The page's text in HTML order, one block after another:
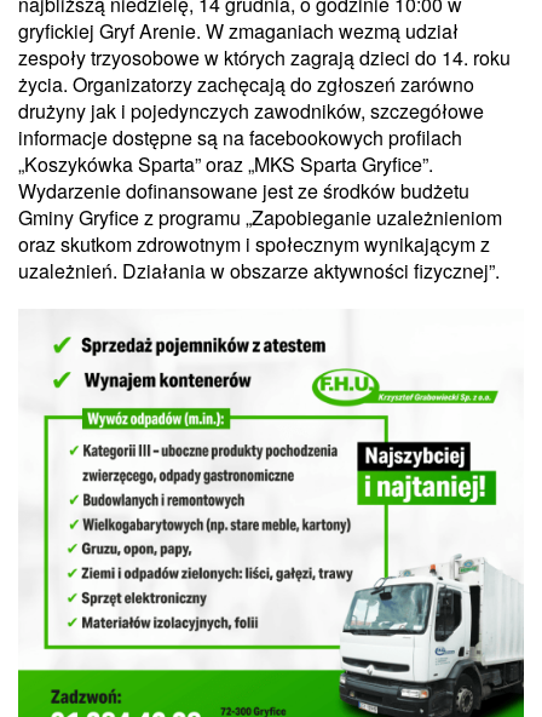
gryfickiej Gryf Arenie. W zmaganiach wezmą udział
zespoły trzyosobowe w których zagrają dzieci do 14. roku
życia. Organizatorzy zachęcają do zgłoszeń zarówno
drużyny jak i pojedynczych zawodników, szczegółowe
informacje dostępne są na facebookowych profilach
„Koszykówka Sparta” oraz „MKS Sparta Gryfice”.
Wydarzenie dofinansowane jest ze środków budżetu
Gminy Gryfice z programu „Zapobieganie uzależnieniom
oraz skutkom zdrowotnym i społecznym wynikającym z
uzależnień. Działania w obszarze aktywności fizycznej”.